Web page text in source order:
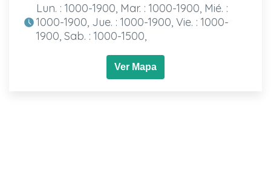
Lun. : 1000-1900, Mar. : 1000-1900, Mié. :
1000-1900, Jue. : 1000-1900, Vie. : 1000-
1900, Sab. : 1000-1500,
Ver Mapa